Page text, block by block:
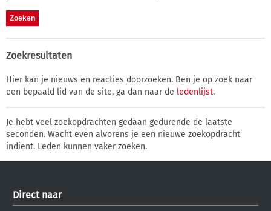
Zoekresultaten
Hier kan je nieuws en reacties doorzoeken. Ben je op zoek naar
een bepaald lid van de site, ga dan naar de ledenlijst.
Je hebt veel zoekopdrachten gedaan gedurende de laatste
seconden. Wacht even alvorens je een nieuwe zoekopdracht
indient. Leden kunnen vaker zoeken.
Direct naar